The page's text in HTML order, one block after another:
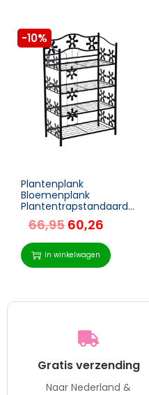
-10%
Plantenplank
Bloemenplank
Plantentrapstandaard
Plankstandaard 4-
laags Metaal Zwart 59,5
X 30 X 92 Cm
66,95 60,26
In winkelwagen
Gratis verzending
Naar Nederland &